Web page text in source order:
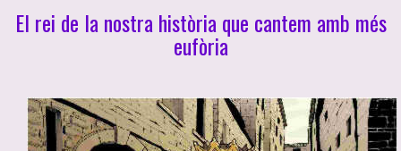
El rei de la nostra història que cantem amb més
eufòria